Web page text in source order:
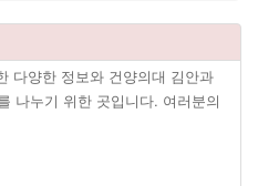
다양한 정보와 건양의대 김안과
나누기 위한 곳입니다. 여러분의